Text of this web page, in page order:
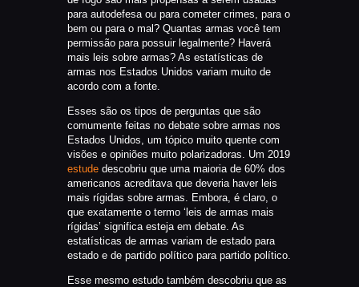
TIRE ALGUMAS DÚVIDAS
AQUI
RANKING
CERTIFICADO DE CURSOS E
PARTICIPAÇÃO
ESTATUTO
PARCEIROS
MANEJO DO JAVALI
TROCAS E DEVOLUÇÕES
ÁREA PRIVADA
para autodefesa ou para cometer crimes, para o
bem ou para o mal? Quantas armas você tem
permissão para possuir legalmente? Haverá
mais leis sobre armas? As estatísticas de
armas nos Estados Unidos variam muito de
acordo com a fonte.
Esses são os tipos de perguntas que são
comumente feitas no debate sobre armas nos
Estados Unidos, um tópico muito quente com
visões e opiniões muito polarizadoras. Um 2019
estude descobriu que uma maioria de 60% dos
americanos acreditava que deveria haver leis
mais rígidas sobre armas. Embora, é claro, o
que exatamente o termo ‘leis de armas mais
rígidas’ significa esteja em debate. As
estatísticas de armas variam de estado para
estado e de partido político para partido político.
Esse mesmo estudo também descobriu que as